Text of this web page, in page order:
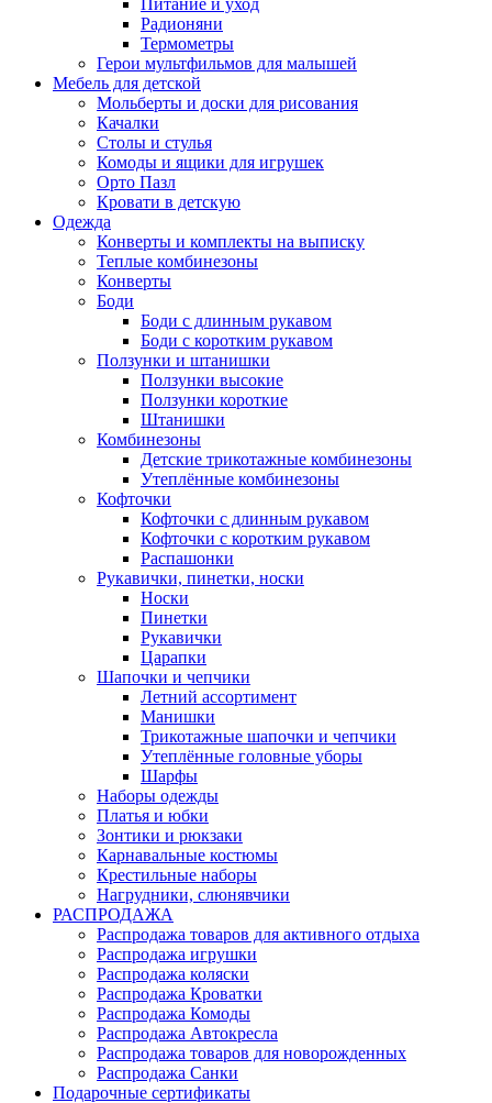
Питание и уход
Радионяни
Термометры
Герои мультфильмов для малышей
Мебель для детской
Мольберты и доски для рисования
Качалки
Столы и стулья
Комоды и ящики для игрушек
Орто Пазл
Кровати в детскую
Одежда
Конверты и комплекты на выписку
Теплые комбинезоны
Конверты
Боди
Боди с длинным рукавом
Боди с коротким рукавом
Ползунки и штанишки
Ползунки высокие
Ползунки короткие
Штанишки
Комбинезоны
Детские трикотажные комбинезоны
Утеплённые комбинезоны
Кофточки
Кофточки с длинным рукавом
Кофточки с коротким рукавом
Распашонки
Рукавички, пинетки, носки
Носки
Пинетки
Рукавички
Царапки
Шапочки и чепчики
Летний ассортимент
Манишки
Трикотажные шапочки и чепчики
Утеплённые головные уборы
Шарфы
Наборы одежды
Платья и юбки
Зонтики и рюкзаки
Карнавальные костюмы
Крестильные наборы
Нагрудники, слюнявчики
РАСПРОДАЖА
Распродажа товаров для активного отдыха
Распродажа игрушки
Распродажа коляски
Распродажа Кроватки
Распродажа Комоды
Распродажа Автокресла
Распродажа товаров для новорожденных
Распродажа Санки
Подарочные сертификаты